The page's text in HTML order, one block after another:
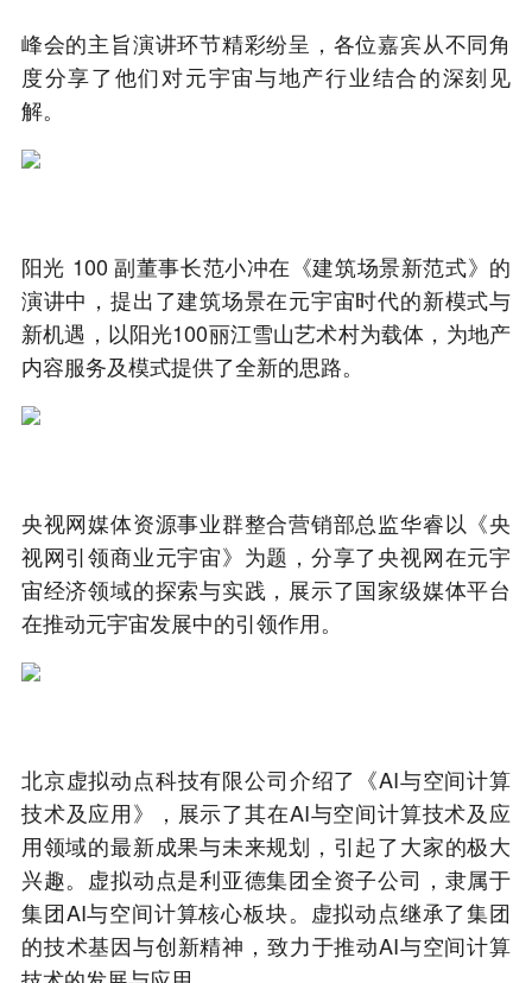
峰会的主旨演讲环节精彩纷呈，各位嘉宾从不同角
度分享了他们对元宇宙与地产行业结合的深刻见
解。
阳光 100 副董事长范小冲在《建筑场景新范式》的
演讲中，提出了建筑场景在元宇宙时代的新模式与
新机遇，以阳光100丽江雪山艺术村为载体，为地产
内容服务及模式提供了全新的思路。
央视网媒体资源事业群整合营销部总监华睿以《央
视网引领商业元宇宙》为题，分享了央视网在元宇
宙经济领域的探索与实践，展示了国家级媒体平台
在推动元宇宙发展中的引领作用。
北京虚拟动点科技有限公司介绍了《AI与空间计算
技术及应用》，展示了其在AI与空间计算技术及应
用领域的最新成果与未来规划，引起了大家的极大
兴趣。虚拟动点是利亚德集团全资子公司，隶属于
集团AI与空间计算核心板块。虚拟动点继承了集团
的技术基因与创新精神，致力于推动AI与空间计算